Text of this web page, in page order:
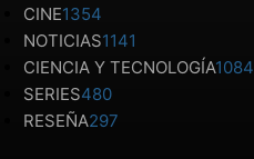
CINE1354
NOTICIAS1141
CIENCIA Y TECNOLOGÍA1084
SERIES480
RESEÑA297